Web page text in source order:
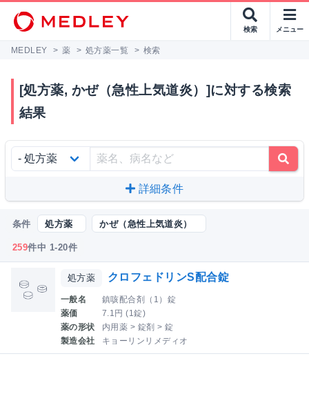
検索 メニュー
MEDLEY > 薬 > 処方薬一覧 > 検索
[処方薬, かぜ（急性上気道炎）]に対する検索
結果
詳細条件
条件 処方薬 かぜ（急性上気道炎）
259件中 1-20件
処方薬 クロフェドリンS配合錠
一般名
鎮咳配合剤（1）錠
薬価
7.1円 (1錠)
薬の形状
内用薬 > 錠剤 > 錠
製造会社
キョーリンリメディオ